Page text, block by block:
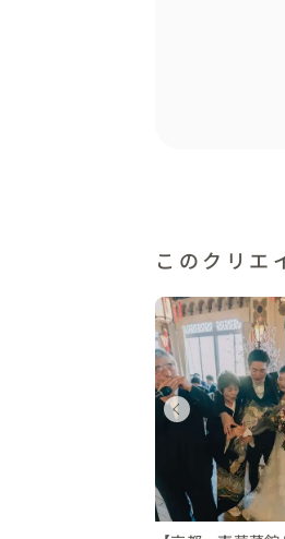
パスポート風
また、オリジナ
手話通訳者さ
をもらえ、そん
このクリエ
ウェディ
京都府
200 〜
ウェディ
京都府
150 〜
ウェデ
京都府
10 〜